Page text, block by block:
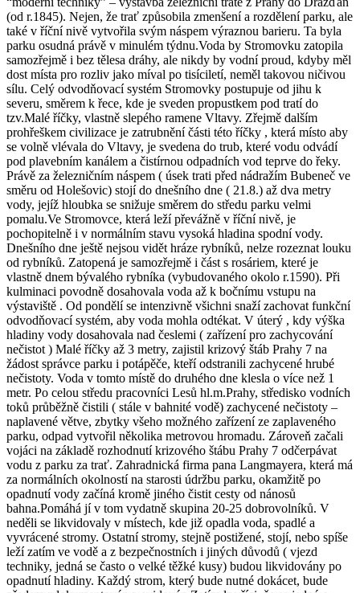
(od r.1845). Nejen, že trať způsobila zmenšení a rozdělení parku, ale
také v říční nivě vytvořila svým náspem výraznou barieru. Ta byla
parku osudná právě v minulém týdnu.Voda by Stromovku zatopila
samozřejmě i bez tělesa dráhy, ale nikdy by vodní proud, kdyby měl
dost místa pro rozliv jako míval po tisíciletí, neměl takovou ničivou
sílu. Celý odvodňovací systém Stromovky postupuje od jihu k
severu, směrem k řece, kde je sveden propustkem pod tratí do
tzv.Malé říčky, vlastně slepého ramene Vltavy. Zřejmě dalším
prohřeškem civilizace je zatrubnění části této říčky , která místo aby
se volně vlévala do Vltavy, je svedena do trub, které vodu odvádí
pod plavebním kanálem a čistírnou odpadních vod teprve do řeky.
Právě za železničním náspem ( úsek trati před nádražím Bubeneč ve
směru od Holešovic) stojí do dnešního dne ( 21.8.) až dva metry
vody, jejíž hloubka se snižuje směrem do středu parku velmi
pomalu.Ve Stromovce, která leží převážně v říční nivě, je
pochopitelně i v normálním stavu vysoká hladina spodní vody.
Dnešního dne ještě nejsou vidět hráze rybníků, nelze rozeznat louku
od rybníků. Zatopená je samozřejmě i část s rosáriem, které je
vlastně dnem bývalého rybníka (vybudovaného okolo r.1590). Při
kulminaci povodně dosahovala voda až k bočnímu vstupu na
výstaviště . Od pondělí se intenzivně všichni snaží zachovat funkční
odvodňovací systém, aby voda mohla odtékat. V úterý , kdy výška
hladiny vody dosahovala nad česlemi ( zařízení pro zachycování
nečistot ) Malé říčky až 3 metry, zajistil krizový štáb Prahy 7 na
žádost správce parku i potápěče, kteří odstranili zachycené hrubé
nečistoty. Voda v tomto místě do druhého dne klesla o více než 1
metr. Po celou středu pracovníci Lesů hl.m.Prahy, středisko vodních
toků průběžně čistili ( stále v bahnité vodě) zachycené nečistoty –
naplavené větve, zbytky všeho možného zařízení ze zaplaveného
parku, odpad vytvořil několika metrovou hromadu. Zároveň začali
vojáci na základě rozhodnutí krizového štábu Prahy 7 odčerpávat
vodu z parku za trať. Zahradnická firma pana Langmayera, která má
za normálních okolností na starosti údržbu parku, okamžitě po
opadnutí vody začíná kromě jiného čistit cesty od nánosů
bahna.Pomáhá jí v tom vydatně skupina 20-25 dobrovolníků. V
neděli se likvidovaly v místech, kde již opadla voda, spadlé a
vyvrácené stromy. Ostatní stromy, stejně postižené, stojí, nebo spíše
leží zatím ve vodě a z bezpečnostních i jiných důvodů ( vjezd
techniky, jedná se často o velké těžké kusy) budou likvidovány po
opadnutí hladiny. Každý strom, který bude nutné dokácet, bude